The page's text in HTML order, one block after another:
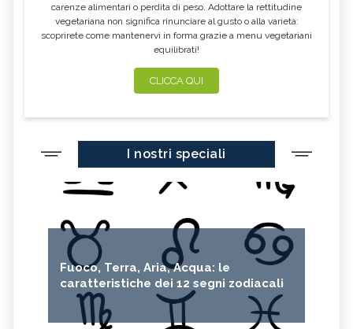
carenze alimentari o perdita di peso. Adottare la rettitudine
vegetariana non significa rinunciare al gusto o alla varietà:
scoprirete come mantenervi in forma grazie a menu vegetariani
equilibrati!
CLICCA QUI
I nostri speciali
Fuoco, Terra, Aria, Acqua: le
caratteristiche dei 12 segni zodiacali